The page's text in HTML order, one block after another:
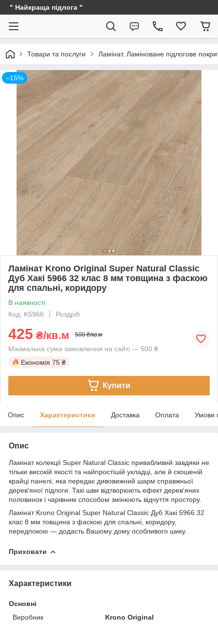
" Найкраща підлога "
Товари та послуги Ламінат. Ламіноване підлогове
–15%
Ламінат Krono Original Super Natural Classic
Дуб Хакі 5966 32 клас 8 мм товщина з фаскою
для спальні, коридору
В наявності
Код: K5966
Роздріб
425 ₴/кв.м 500 ₴/кв.м
Мінімальна сума замовлення на сайті — 500 ₴
Економія 75 ₴
Купити
Опис Характеристики Доставка Оплата Умови
Опис
Ламінат колекції Super Natural Classic привабливий завдяки не
тільки високій якості та найпростішій укладці, але й скошеній
крайці панелі, яка передає дивовижний шарм справжньої
дерев'яної підлоги. Такі шви відтворюють ефект дерев'яних
половинок і чарівним способом змінюють відчуття простору.
Ламінат Krono Original Super Natural Classic Дуб Хакі 5966 32
клас 8 мм товщина з фаскою для спальні, коридору,
передпокою — додасть Вашому дому особливого шику.
Приховати
Характеристики
Основні
Виробник
Krono Original